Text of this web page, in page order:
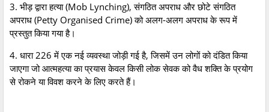
3. भीड़ द्वारा हत्या (Mob Lynching), संगठित अपराध और छोटे संगठित
अपराध (Petty Organised Crime) को अलग-अलग अपराध के रूप में
प्रस्तुत किया गया है।
4. धारा 226 में एक नई व्यवस्था जोड़ी गई है, जिसमें उन लोगों को दंडित किया
जाएगा जो आत्महत्या का प्रयास केवल किसी लोक सेवक को वैध शक्ति के प्रयोग
से रोकने या विवश करने के लिए करते हैं।